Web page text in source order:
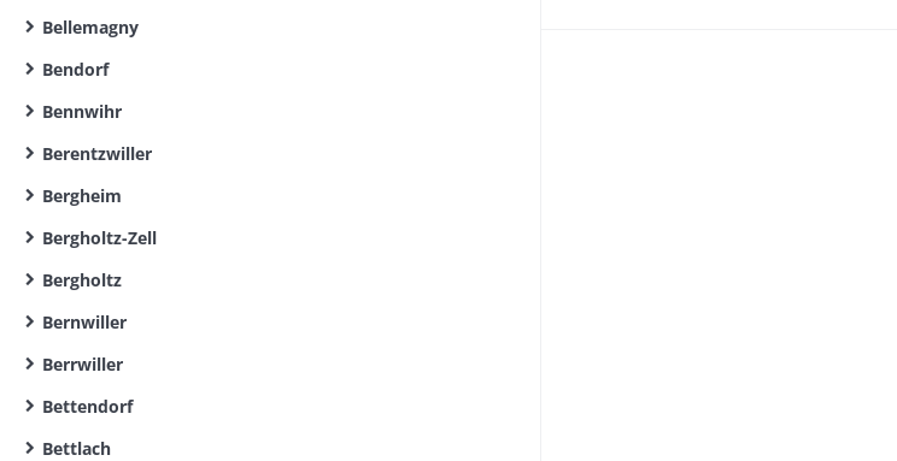
Bellemagny
Bendorf
Bennwihr
Berentzwiller
Bergheim
Bergholtz-Zell
Bergholtz
Bernwiller
Berrwiller
Bettendorf
Bettlach